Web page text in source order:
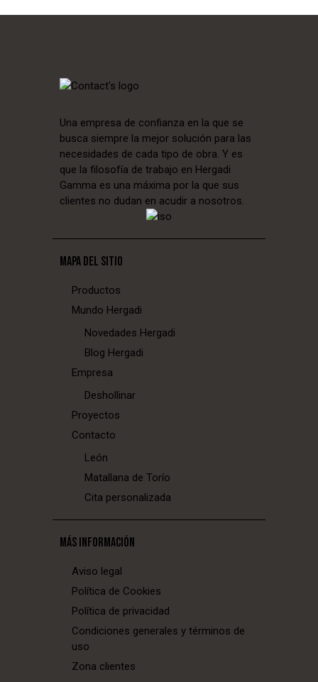
Una empresa de confianza en la que se
busca siempre la mejor solución para las
necesidades de cada tipo de obra. Y es
que la filosofía de trabajo en Hergadi
Gamma es una máxima por la que sus
clientes no dudan en acudir a nosotros.
MAPA DEL SITIO
Productos
Mundo Hergadi
Novedades Hergadi
Blog Hergadi
Empresa
Deshollinar
Proyectos
Contacto
León
Matallana de Torío
Cita personalizada
MÁS INFORMACIÓN
Aviso legal
Política de Cookies
Política de privacidad
Condiciones generales y términos de
uso
Zona clientes